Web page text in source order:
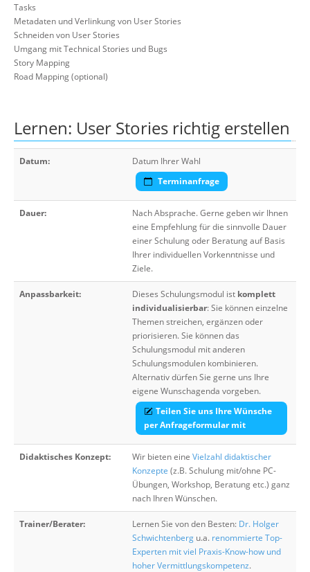
Tasks
Metadaten und Verlinkung von User Stories
Schneiden von User Stories
Umgang mit Technical Stories und Bugs
Story Mapping
Road Mapping (optional)
Lernen: User Stories richtig erstellen
Datum:
Datum Ihrer Wahl
Terminanfrage
Dauer:
Nach Absprache. Gerne geben wir Ihnen
eine Empfehlung für die sinnvolle Dauer
einer Schulung oder Beratung auf Basis
Ihrer individuellen Vorkenntnisse und
Ziele.
Anpassbarkeit: Dieses Schulungsmodul ist komplett
individualisierbar: Sie können einzelne
Themen streichen, ergänzen oder
priorisieren. Sie können das
Schulungsmodul mit anderen
Schulungsmodulen kombinieren.
Alternativ dürfen Sie gerne uns Ihre
eigene Wunschagenda vorgeben.
Teilen Sie uns Ihre Wünsche
per Anfrageformular mit
Didaktisches Konzept: Wir bieten eine Vielzahl didaktischer
Konzepte (z.B. Schulung mit/ohne PC-
Übungen, Workshop, Beratung etc.) ganz
nach Ihren Wünschen.
Trainer/Berater: Lernen Sie von den Besten: Dr. Holger
Schwichtenberg u.a. renommierte Top-
Experten mit viel Praxis-Know-how und
hoher Vermittlungskompetenz.